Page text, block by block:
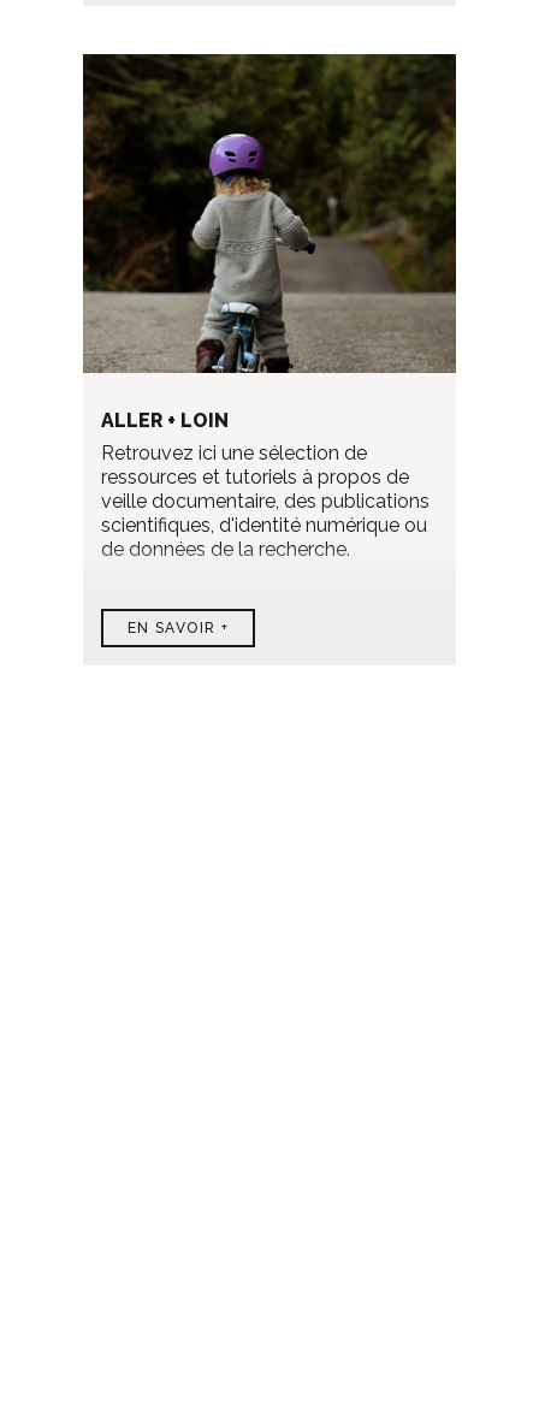
ALLER + LOIN
Retrouvez ici une sélection de
ressources et tutoriels à propos de
veille documentaire, des publications
scientifiques, d'identité numérique ou
de données de la recherche.
EN SAVOIR +